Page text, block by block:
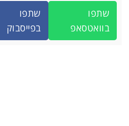
שתפו
בוואטסאפ
שתפו
בפייסבוק